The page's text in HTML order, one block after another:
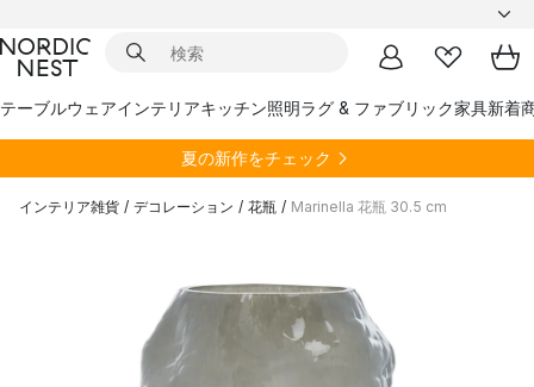
テーブルウェアインテリアキッチン照明ラグ & ファブリック家具新着
夏の新作をチェック
インテリア雑貨 / デコレーション / 花瓶 / Marinella 花瓶 30.5 cm